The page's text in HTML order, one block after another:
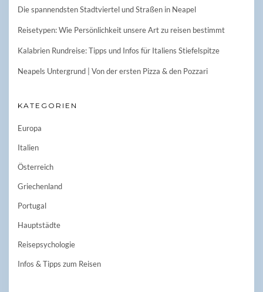
Die spannendsten Stadtviertel und Straßen in Neapel
Reisetypen: Wie Persönlichkeit unsere Art zu reisen bestimmt
Kalabrien Rundreise: Tipps und Infos für Italiens Stiefelspitze
Neapels Untergrund | Von der ersten Pizza & den Pozzari
KATEGORIEN
Europa
Italien
Österreich
Griechenland
Portugal
Hauptstädte
Reisepsychologie
Infos & Tipps zum Reisen